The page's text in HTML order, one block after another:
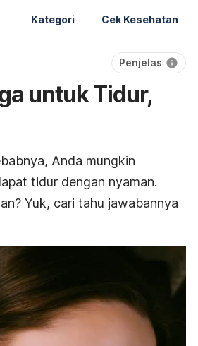
Kategori Cek Kesehatan
Penjelas
untuk Tidur,
Anda mungkin
tidur dengan nyaman.
Yuk, cari tahu jawabannya